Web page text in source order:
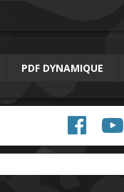
PDF DYNAMIQUE
 